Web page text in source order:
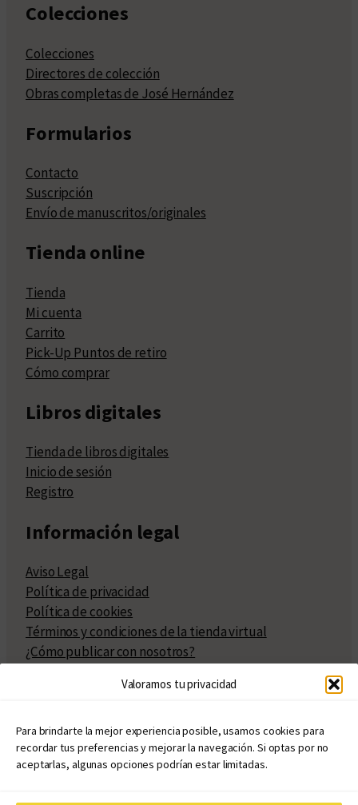
Valoramos tu privacidad
Para brindarte la mejor experiencia posible, usamos cookies para
recordar tus preferencias y mejorar la navegación. Si optas por no
aceptarlas, algunas opciones podrían estar limitadas.
Colecciones
Colecciones
Directores de colección
Obras completas de José Hernández
Formularios
Contacto
Suscripción
Envío de manuscritos/originales
Tienda online
Tienda
Mi cuenta
Carrito
Pick-Up Puntos de retiro
Cómo comprar
Libros digitales
Tienda de libros digitales
Inicio de sesión
Registro
Información legal
Aviso Legal
Política de privacidad
Política de cookies
Términos y condiciones de la tienda virtual
¿Cómo publicar con nosotros?
Políticas de publicación
Políticas de coedición
Atribuciones